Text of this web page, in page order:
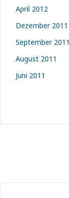
April 2012
Dezember 2011
September 2011
August 2011
Juni 2011